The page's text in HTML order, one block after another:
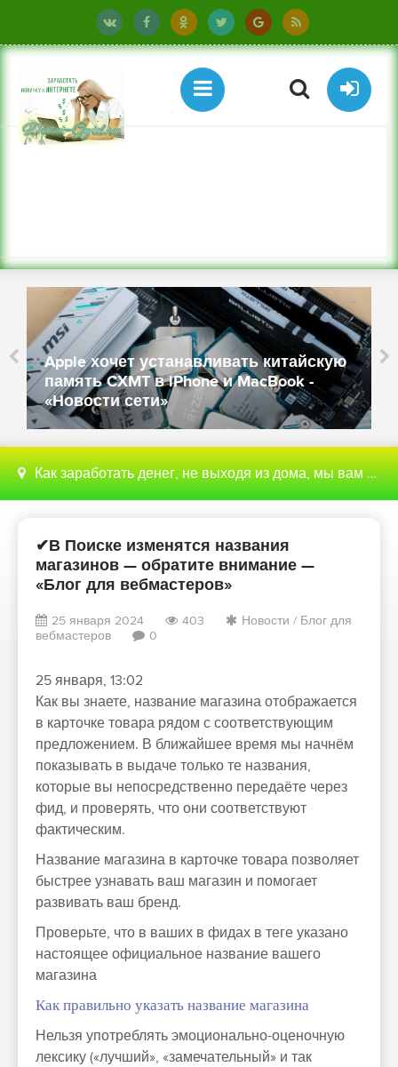
Владелец неисправного модуля
Crucial добился замены комплекта
только после огласки мизерного
размера гарантийного возмещения -
«Новости сети»
Как заработать денег, не выходя из дома, мы вам поможем с этим разобраться
✔В Поиске изменятся названия
магазинов — обратите внимание —
«Блог для вебмастеров»
25 января 2024 403 Новости / Блог для
вебмастеров
0
25 января, 13:02
Как вы знаете, название магазина отображается
в карточке товара рядом с соответствующим
предложением. В ближайшее время мы начнём
показывать в выдаче только те названия,
которые вы непосредственно передаёте через
фид, и проверять, что они соответствуют
фактическим.
Название магазина в карточке товара позволяет
быстрее узнавать ваш магазин и помогает
развивать ваш бренд.
Проверьте, что в ваших в фидах в теге указано
настоящее официальное название вашего
магазина
Как правильно указать название магазина
Нельзя употреблять эмоционально-оценочную
лексику («лучший», «замечательный» и так